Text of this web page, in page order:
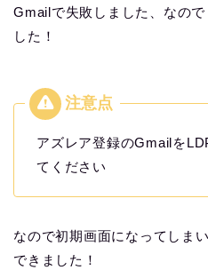
Gmailで失敗しました、なので
した！
アズレア登録のGmailを
てください
なので初期画面になってしま
できました！